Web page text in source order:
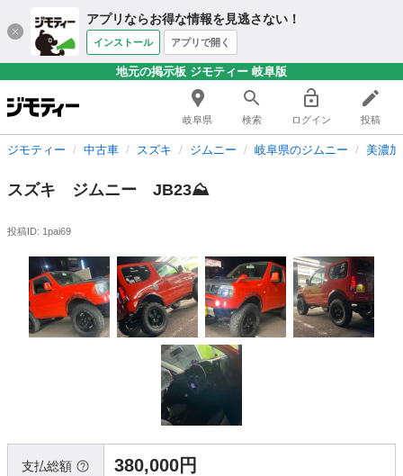
アプリならお得な情報を見逃さない！
インストール アプリで開く
地元の掲示板 ジモティー 岐阜版
岐阜県 検索 ログイン 投稿
ジモティー 中古車 スズキ ジムニー 岐阜県のジムニー 美濃
スズキ ジムニー JB23⛰️
投稿ID: 1pai69
支払総額 380,000円